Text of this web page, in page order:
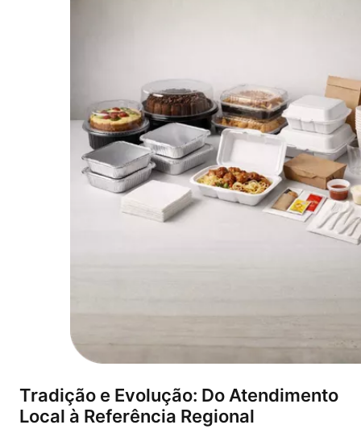
Tradição e Evolução: Do Atendimento
Local à Referência Regional